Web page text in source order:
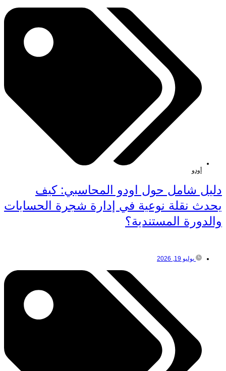
أودو
دليل شامل حول اودو المحاسبي: كيف
يحدث نقلة نوعية في إدارة شجرة الحسابات
والدورة المستندية؟
يوليو 19, 2026